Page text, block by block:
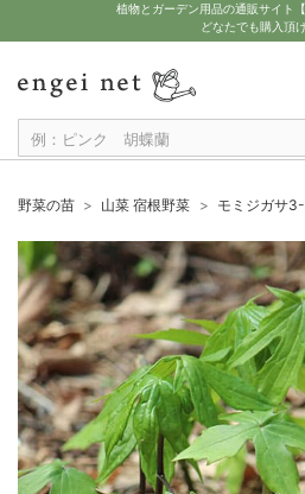
植物とガーデン用品の通販サイト
どなたでも購入頂
野菜の苗 山菜 宿根野菜 モミジガサ